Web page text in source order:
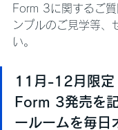
Form 3に関するご
ンプルのご見学等、
い。
11月-12月限定
Form 3発売を
ールームを毎日